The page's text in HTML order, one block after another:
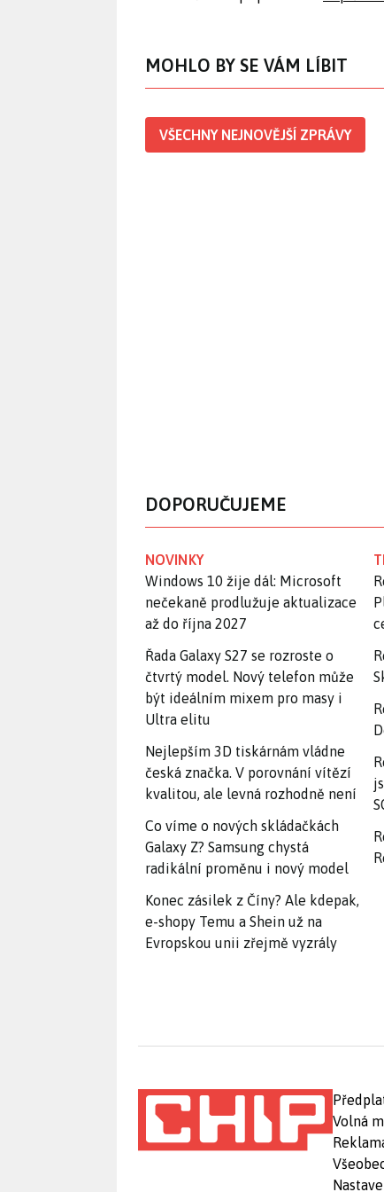
MOHLO BY SE VÁM LÍBIT
VŠECHNY NEJNOVĚJŠÍ ZPRÁVY
DOPORUČUJEME
NOVINKY
Windows 10 žije dál: Microsoft
nečekaně prodlužuje aktualizace
až do října 2027
Řada Galaxy S27 se rozroste o
čtvrtý model. Nový telefon může
být ideálním mixem pro masy i
Ultra elitu
Nejlepším 3D tiskárnám vládne
česká značka. V porovnání vítězí
kvalitou, ale levná rozhodně není
Co víme o nových skládačkách
Galaxy Z? Samsung chystá
radikální proměnu i nový model
Konec zásilek z Číny? Ale kdepak,
e-shopy Temu a Shein už na
Evropskou unii zřejmě vyzrály
Volná